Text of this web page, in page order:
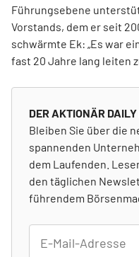
Führungsebene
Vorstands, dem er seit
schwärmte Ek: „Es war
fast 20 Jahre lang leiten
DER AKTIONÄR
Bleiben Sie über die
spannenden
dem Laufenden.
den täglichen
führendem